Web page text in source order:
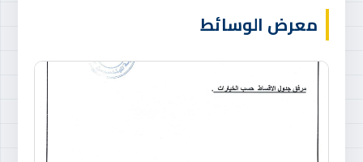
معرض الوسائط